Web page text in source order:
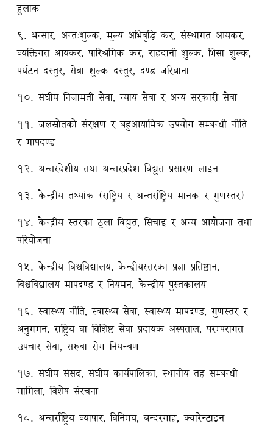
हुलाक
९. भन्सार, अन्तःशुल्क, मूल्य अभिवृद्धि कर, संस्थागत आयकर,
व्यक्तिगत आयकर, पारिश्रमिक कर, राहदानी शुल्क, भिसा शुल्क,
पर्यटन दस्तुर, सेवा शुल्क दस्तुर, दण्ड जरिबाना
१०. संघीय निजामती सेवा, न्याय सेवा र अन्य सरकारी सेवा
११. जलस्रोतको संरक्षण र बहुआयामिक उपयोग सम्बन्धी नीति
र मापदण्ड
१२. अन्तरदेशीय तथा अन्तरप्रदेश विद्युत प्रसारण लाइन
१३. केन्द्रीय तथ्यांक (राष्ट्रिय र अन्तर्राष्ट्रिय मानक र गुणस्तर)
१४. केन्द्रीय स्तरका ठूला विद्युत, सिंचाइ र अन्य आयोजना तथा
परियोजना
१५. केन्द्रीय विश्वविद्यालय, केन्द्रीयस्तरका प्रज्ञा प्रतिष्ठान,
विश्वविद्यालय मापदण्ड र नियमन, केन्द्रीय पुस्तकालय
१६. स्वास्थ्य नीति, स्वास्थ्य सेवा, स्वास्थ्य मापदण्ड, गुणस्तर र
अनुगमन, राष्ट्रिय वा विशिष्ट सेवा प्रदायक अस्पताल, परम्परागत
उपचार सेवा, सरुवा रोग नियन्त्रण
१७. संघीय संसद, संघीय कार्यपालिका, स्थानीय तह सम्बन्धी
मामिला, विशेष संरचना
१८. अन्तर्राष्ट्रिय व्यापार, विनिमय, बन्दरगाह, क्वारेन्टाइन